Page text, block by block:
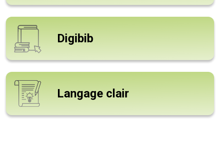
Digibib
Langage clair